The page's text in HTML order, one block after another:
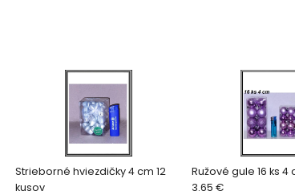
Strieborné hviezdičky 4 cm 12
kusov
Ružové gule 16 ks 4
3.65 €